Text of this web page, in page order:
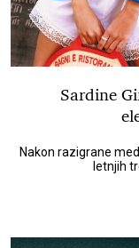
Sardine
Nakon razigrane
letnjih